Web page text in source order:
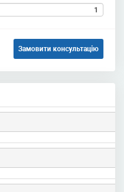
Замовити консультацію